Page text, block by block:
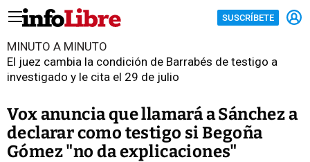
SUSCRÍBETE
MINUTO A MINUTO
El juez cambia la condición de Barrabés de testigo a
investigado y le cita el 29 de julio
Vox anuncia que llamará a Sánchez a
declarar como testigo si Begoña
Gómez "no da explicaciones"